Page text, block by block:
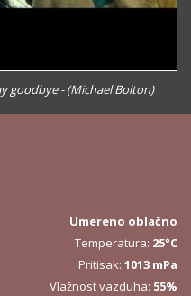
goodbye - (Michael Bolton)
Umereno oblačno
Temperatura: 25°C
Pritisak: 1013 mPa
Vlažnost vazduha: 55%